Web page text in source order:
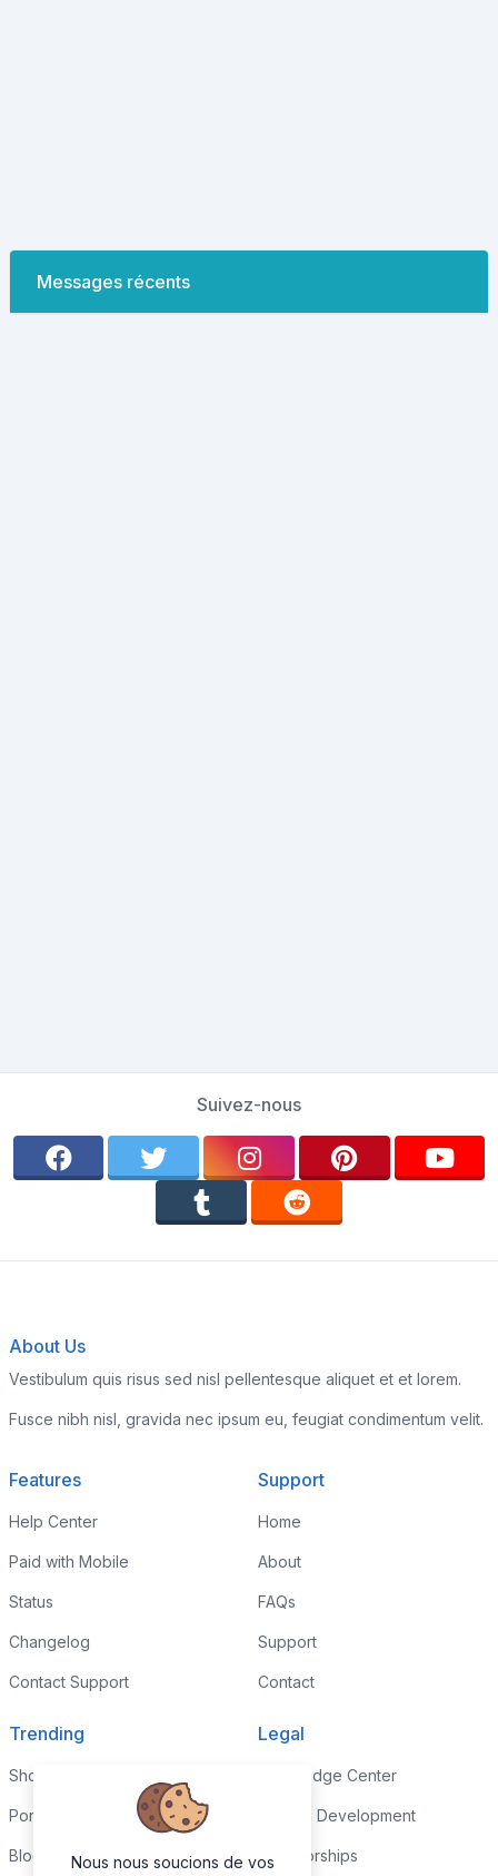
Messages récents
Suivez-nous
About Us
Vestibulum quis risus sed nisl pellentesque aliquet et et lorem.
Fusce nibh nisl, gravida nec ipsum eu, feugiat condimentum velit.
Features
Help Center
Paid with Mobile
Status
Changelog
Contact Support
Support
Home
About
FAQs
Support
Contact
Trending
Shop
Portfolio
Blog
Legal
Knowledge Center
Custom Development
Sponsorships
Nous nous soucions de vos